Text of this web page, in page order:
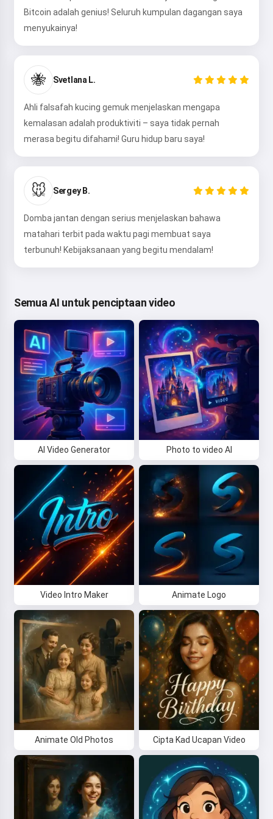
Bitcoin adalah genius! Seluruh kumpulan dagangan saya
menyukainya!
🐝 Svetlana L.
Ahli falsafah kucing gemuk menjelaskan mengapa
kemalasan adalah produktiviti – saya tidak pernah
merasa begitu difahami! Guru hidup baru saya!
🐭 Sergey B.
Domba jantan dengan serius menjelaskan bahawa
matahari terbit pada waktu pagi membuat saya
terbunuh! Kebijaksanaan yang begitu mendalam!
Semua AI untuk penciptaan video
AI Video Generator Photo to video AI
Video Intro Maker Animate Logo
Animate Old Photos Cipta Kad Ucapan Video